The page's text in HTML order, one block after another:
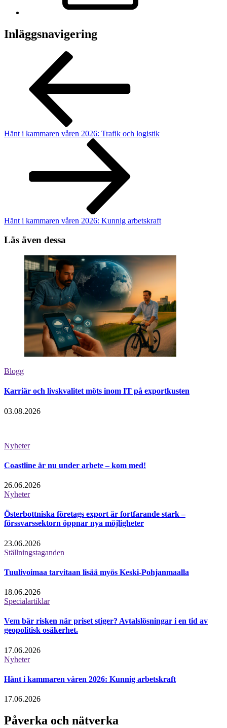
Inläggsnavigering
Hänt i kammaren våren 2026: Trafik och logistik
Hänt i kammaren våren 2026: Kunnig arbetskraft
Läs även dessa
Blogg
Karriär och livskvalitet möts inom IT på exportkusten
03.08.2026
Nyheter
Coastline är nu under arbete – kom med!
26.06.2026
Nyheter
Österbottniska företags export är fortfarande stark –
förssvarssektorn öppnar nya möjligheter
23.06.2026
Ställningstaganden
Tuulivoimaa tarvitaan lisää myös Keski-Pohjanmaalla
18.06.2026
Specialartiklar
Vem bär risken när priset stiger? Avtalslösningar i en tid av
geopolitisk osäkerhet.
17.06.2026
Nyheter
Hänt i kammaren våren 2026: Kunnig arbetskraft
17.06.2026
Påverka och nätverka